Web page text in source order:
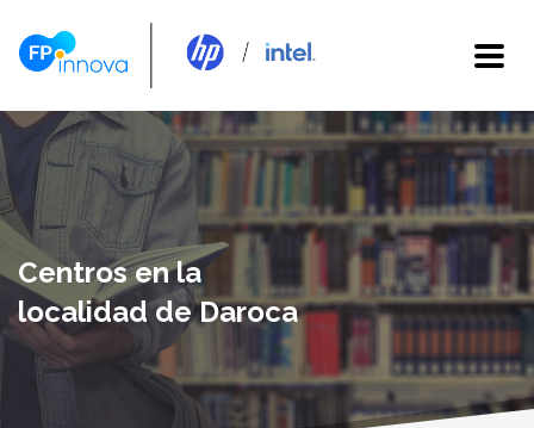
Centros en la
localidad de Daroca